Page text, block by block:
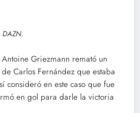
DAZN.
Griezmann remató un
Carlos Fernández que estaba
consideró en este caso que fue
en gol para darle la victoria